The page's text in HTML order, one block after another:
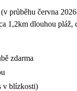
června
1,2km dlouhou
zdarma
v blízkosti)